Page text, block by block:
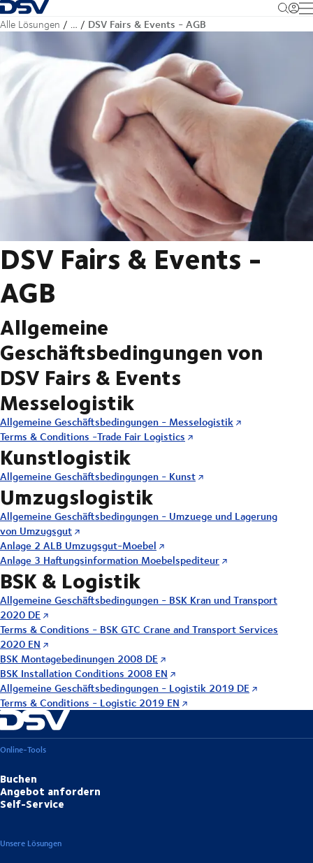
Zurück zur Startseite
Alle Lösungen … DSV Fairs & Events - AGB
DSV Fairs & Events -
AGB
Allgemeine
Geschäftsbedingungen von
DSV Fairs & Events
Messelogistik
Allgemeine Geschäftsbedingungen - Messelogistik
Terms & Conditions -Trade Fair Logistics
Kunstlogistik
Allgemeine Geschäftsbedingungen - Kunst
Umzugslogistik
Allgemeine Geschäftsbedingungen - Umzuege und Lagerung
von Umzugsgut
Anlage 2 ALB Umzugsgut-Moebel
Anlage 3 Haftungsinformation Moebelspediteur
BSK & Logistik
Allgemeine Geschäftsbedingungen - BSK Kran und Transport
2020 DE
Terms & Conditions - BSK GTC Crane and Transport Services
2020 EN
BSK Montagebedinungen 2008 DE
BSK Installation Conditions 2008 EN
Allgemeine Geschäftsbedingungen - Logistik 2019 DE
Terms & Conditions - Logistic 2019 EN
Online-Tools
Buchen
Angebot anfordern
Self-Service
Unsere Lösungen